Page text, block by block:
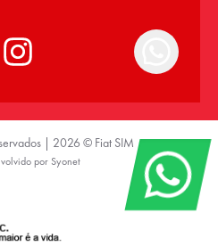
| 2026 © Fiat SIM
por Syonet